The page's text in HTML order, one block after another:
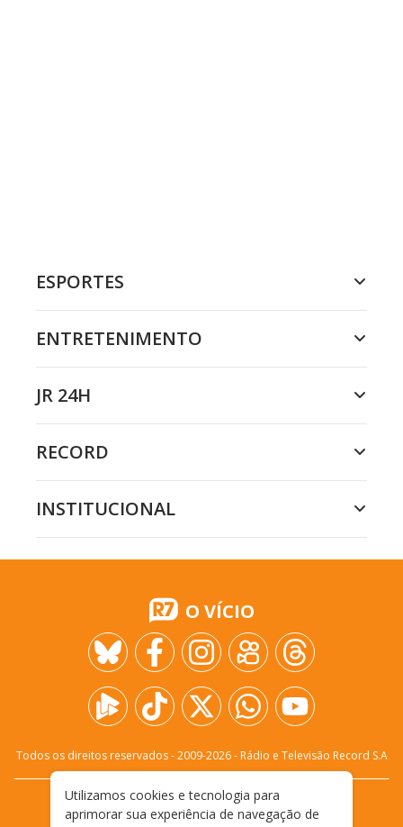
ESPORTES
ENTRETENIMENTO
JR 24H
RECORD
INSTITUCIONAL
O VÍCIO
Todos os direitos reservados - 2009-2026- Rádio e Televisão Record S.A
FALE CONOSCO
PRIVACIDADE
Utilizamos cookies e tecnologia para
aprimorar sua experiência de navegação de